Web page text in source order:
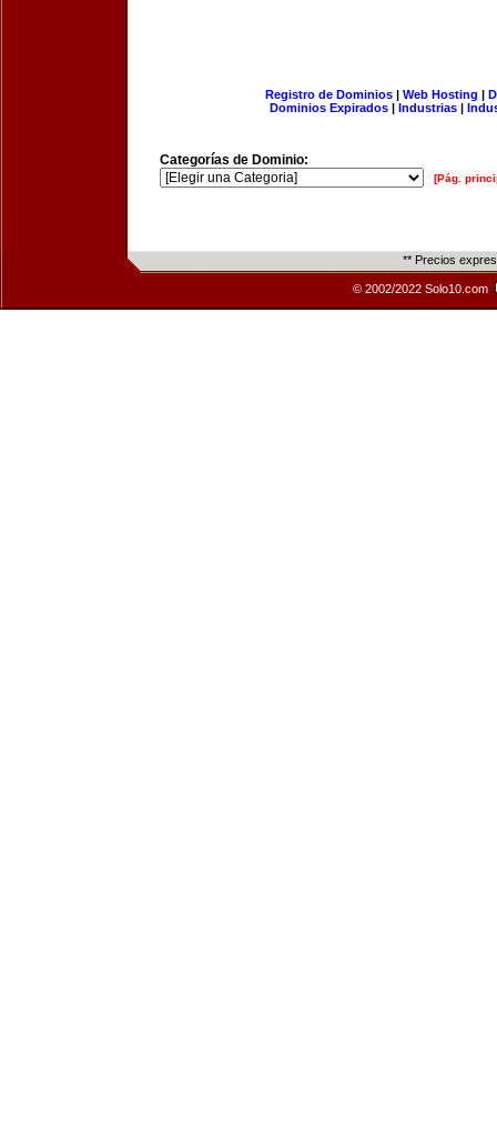
Registro de Dominios| Web Hosting |
Dominios Expirados | Industrias |
Categorías de Dominio:
[Pág.
** Precios
© 2002/2022 Solo10.com